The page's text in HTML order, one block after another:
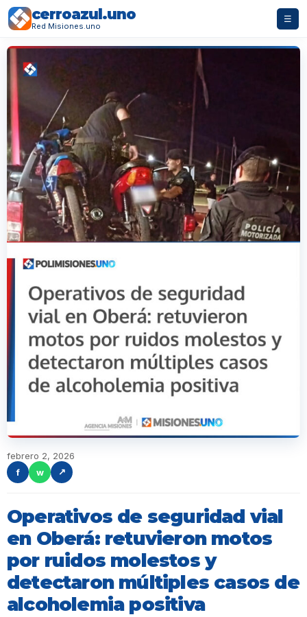
cerroazul.uno
Red Misiones.uno
☰
febrero 2, 2026
f
w ↗
Operativos de seguridad vial
en Oberá: retuvieron motos
por ruidos molestos y
detectaron múltiples casos de
alcoholemia positiva